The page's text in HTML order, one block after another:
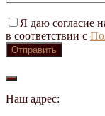
Я даю согласие
в соответствии с
Наш адрес: